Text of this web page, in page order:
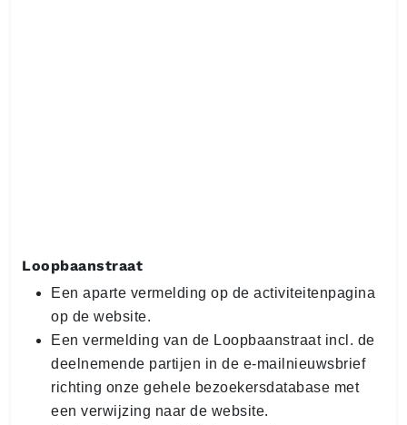
Loopbaanstraat
Een aparte vermelding op de activiteitenpagina
op de website.
Een vermelding van de Loopbaanstraat incl. de
deelnemende partijen in de e-mailnieuwsbrief
richting onze gehele bezoekersdatabase met
een verwijzing naar de website.